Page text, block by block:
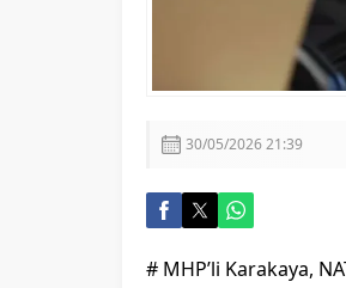
30/05/2026 21:39
# MHP’li Karakaya,